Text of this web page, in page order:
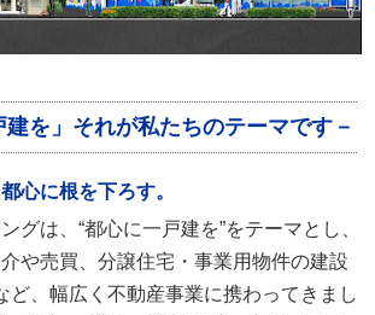
建を」それが私たちのテーマです－
心に根を下ろす。
グは、“都心に一戸建を”をテーマとし、
や売買、分譲住宅・事業用物件の建設
ど、幅広く不動産事業に携わってきまし